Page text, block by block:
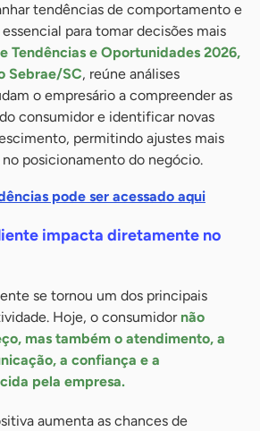
tendências de comportamento e
para tomar decisões mais
Tendências e Oportunidades 2026,
Sebrae/SC, reúne análises
o empresário a compreender as
consumidor e identificar novas
permitindo ajustes mais
posicionamento do negócio.
pode ser acessado aqui
impacta diretamente no
se tornou um dos principais
Hoje, o consumidor não
mas também o atendimento, a
a confiança e a
pela empresa.
aumenta as chances de